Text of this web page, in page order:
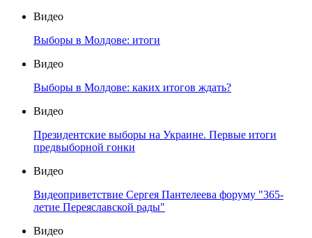
Видео
Выборы в Молдове: итоги
Видео
Выборы в Молдове: каких итогов ждать?
Видео
Президентские выборы на Украине. Первые итоги
предвыборной гонки
Видео
Видеоприветствие Сергея Пантелеева форуму "365-
летие Переяславской рады"
Видео